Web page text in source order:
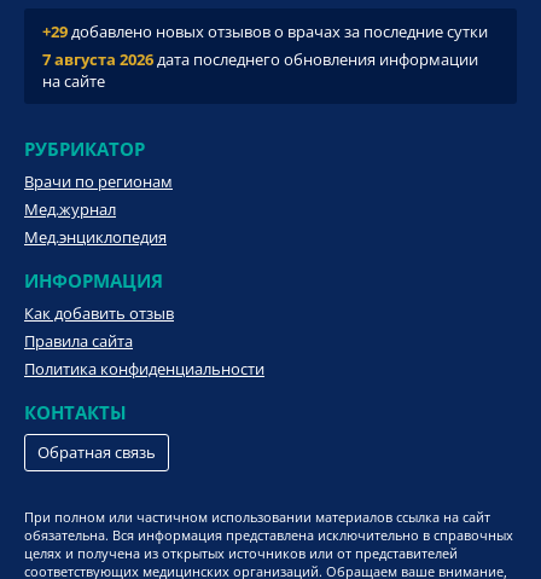
+29добавлено новых отзывов о врачах за последние сутки
7 августа 2026дата последнего обновления информации
на сайте
РУБРИКАТОР
Врачи по регионам
Мед.журнал
Мед.энциклопедия
ИНФОРМАЦИЯ
Как добавить отзыв
Правила сайта
Политика конфиденциальности
КОНТАКТЫ
Обратная связь
При полном или частичном использовании материалов ссылка на сайт
обязательна. Вся информация представлена исключительно в справочных
целях и получена из открытых источников или от представителей
соответствующих медицинских организаций. Обращаем ваше внимание,